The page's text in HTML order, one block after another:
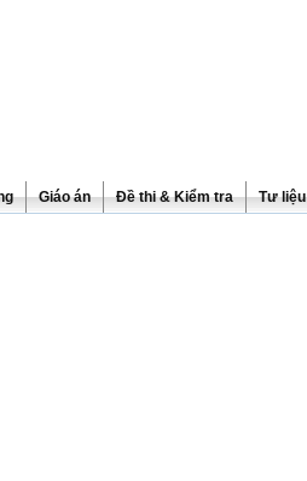
Giáo án Đề thi & Kiểm tra Tư liệu